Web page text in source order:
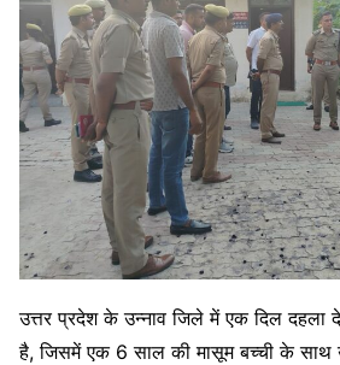
उत्तर प्रदेश के उन्नाव जिले में एक दिल दहला
है, जिसमें एक 6 साल की मासूम बच्ची के साथ